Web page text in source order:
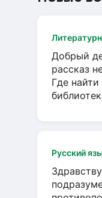
Добрый
рассказ
Где
Русский